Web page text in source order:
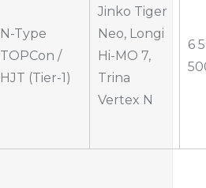
N-Type
TOPCon /
HJT (Tier-1)
Jinko Tiger
Neo, Longi
Hi-MO 7,
Trina
Vertex N
6